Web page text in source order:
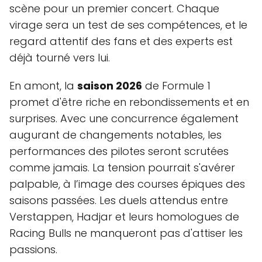
scène pour un premier concert. Chaque
virage sera un test de ses compétences, et le
regard attentif des fans et des experts est
déjà tourné vers lui.
En amont, la saison 2026 de Formule 1
promet d'être riche en rebondissements et en
surprises. Avec une concurrence également
augurant de changements notables, les
performances des pilotes seront scrutées
comme jamais. La tension pourrait s'avérer
palpable, à l’image des courses épiques des
saisons passées. Les duels attendus entre
Verstappen, Hadjar et leurs homologues de
Racing Bulls ne manqueront pas d'attiser les
passions.